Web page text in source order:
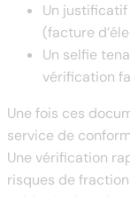
Un
(facture
Un selfie
vérification
Une fois ces
service de
Une vérification
risques de